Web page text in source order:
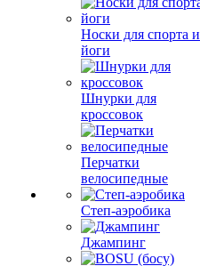
Носки для спорта и
йоги
Шнурки для
кроссовок
Перчатки
велосипедные
Степ-аэробика
Джампинг